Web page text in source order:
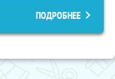
ПОДРОБНЕЕ